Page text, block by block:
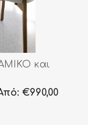
και
€990,00